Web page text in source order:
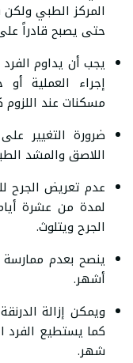
المركز الطبي
حتى يصبح قادراً
يجب أن يداوم
إجراء العملية
مسكنات عند
ضرورة التغيير
اللاصق والمشد
عدم تعريض الجرح
لمدة من عشرة
الجرح ويتلوث.
ينصح بعدم ممارسة
أشهر.
ويمكن إزالة
كما يستطيع الفرد
شهر.